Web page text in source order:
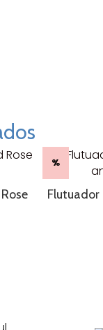
%
Flutuador